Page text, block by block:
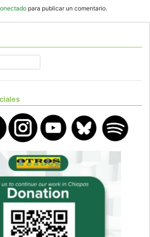
para publicar un comentario.